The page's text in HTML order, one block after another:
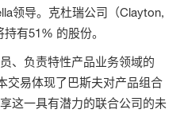
领导。克杜瑞公司（Clayton,
有51% 的股份。
、负责特性产品业务领域的
交易体现了巴斯夫对产品组合
这一具有潜力的联合公司的未